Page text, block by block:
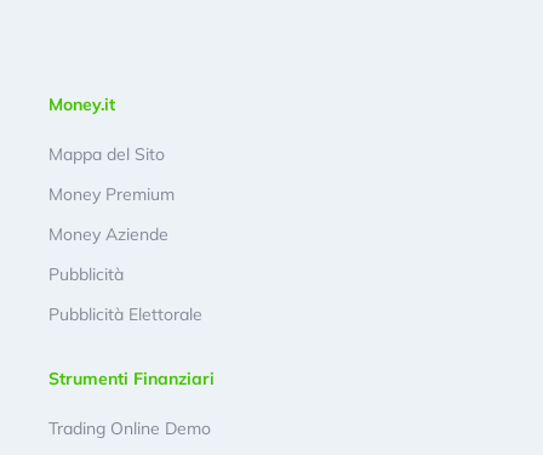
Money.it
Mappa del Sito
Money Premium
Money Aziende
Pubblicità
Pubblicità Elettorale
Strumenti Finanziari
Trading Online Demo